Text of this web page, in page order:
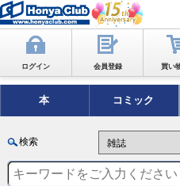
ログイン 会員登録 買い
本 コミック
検索